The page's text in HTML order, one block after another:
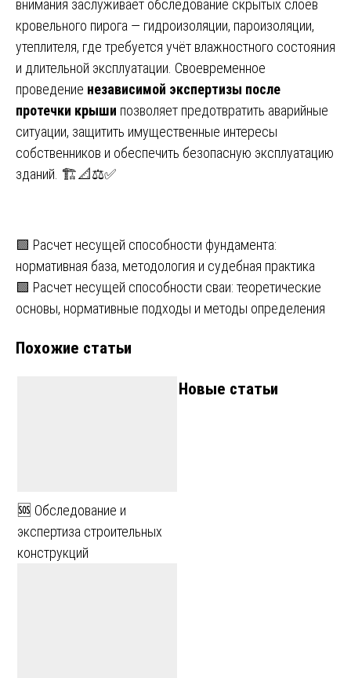
внимания заслуживает обследование скрытых слоёв
кровельного пирога — гидроизоляции, пароизоляции,
утеплителя, где требуется учёт влажностного состояния
и длительной эксплуатации. Своевременное
проведение независимой экспертизы после
протечки крыши позволяет предотвратить аварийные
ситуации, защитить имущественные интересы
собственников и обеспечить безопасную эксплуатацию
зданий. 🏗️📐⚖️✅
Навигация
по
записям
🟩 Расчет несущей способности фундамента:
нормативная база, методология и судебная практика
🟩 Расчет несущей способности сваи: теоретические
основы, нормативные подходы и методы определения
Похожие статьи
🆘 Обследование и
экспертиза строительных
конструкций
Новые статьи